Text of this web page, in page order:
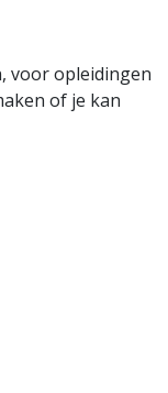
voor opleidingen
of je kan